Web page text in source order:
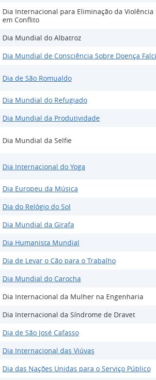
Dia Internacional para Eliminação da Violência
em Conflito
Dia Mundial do Albatroz
Dia Mundial de Consciência Sobre Doença
Dia de São Romualdo
Dia Mundial do Refugiado
Dia Mundial da Produtividade
Dia Mundial da Selfie
Dia Internacional do Yoga
Dia Europeu da Música
Dia do Relógio do Sol
Dia Mundial da Girafa
Dia Humanista Mundial
Dia de Levar o Cão para o Trabalho
Dia Mundial do Carocha
Dia Internacional da Mulher na Engenharia
Dia Internacional da Síndrome de Dravet
Dia de São José Cafasso
Dia Internacional das Viúvas
Dia das Nações Unidas para o Serviço Público